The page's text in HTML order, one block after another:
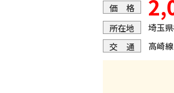
価 格
所在地 埼玉
交 通
高崎